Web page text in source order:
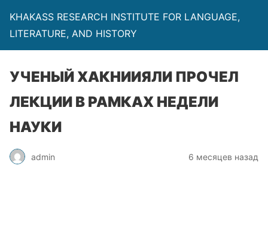
KHAKASS RESEARCH INSTITUTE FOR LANGUAGE,
LITERATURE, AND HISTORY
УЧЕНЫЙ ХАКНИИЯЛИ ПРОЧЕЛ
ЛЕКЦИИ В РАМКАХ НЕДЕЛИ
НАУКИ
admin 6 месяцев назад